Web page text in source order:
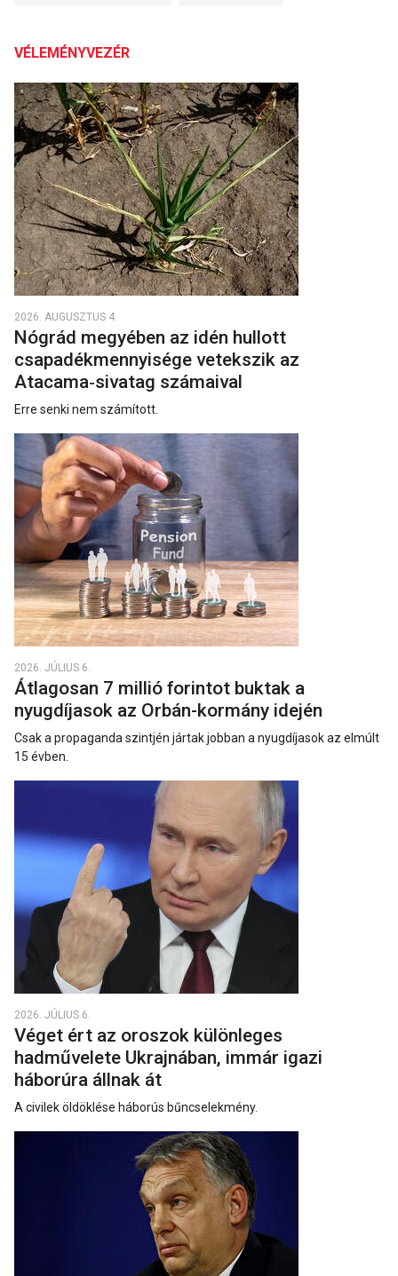
VÉLEMÉNYVEZÉR
2026. AUGUSZTUS 4.
Nógrád megyében az idén hullott
csapadékmennyisége vetekszik az
Atacama‑sivatag számaival
Erre senki nem számított.
2026. JÚLIUS 6.
Átlagosan 7 millió forintot buktak a
nyugdíjasok az Orbán-kormány idején
Csak a propaganda szintjén jártak jobban a nyugdíjasok az elmúlt
15 évben.
2026. JÚLIUS 6.
Véget ért az oroszok különleges
hadművelete Ukrajnában, immár igazi
háborúra állnak át
A civilek öldöklése háborús bűncselekmény.